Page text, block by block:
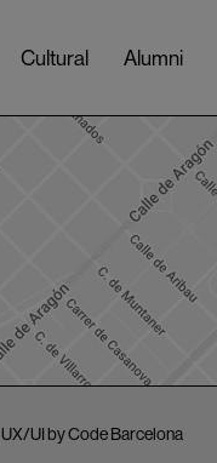
Cultural Alumni
UX/UI by Code Barcelona